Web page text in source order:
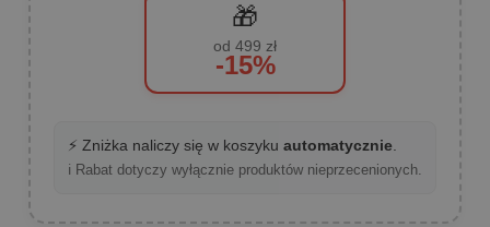
🎁
od 499 zł
-15%
⚡ Zniżka naliczy się w koszyku automatycznie
ℹ️ Rabat dotyczy wyłącznie produktów nieprzecenionych.